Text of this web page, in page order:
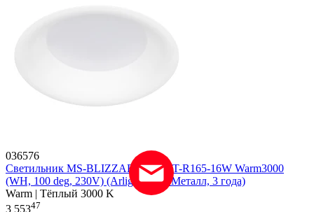
036576
Светильник MS-BLIZZARD-BUILT-R165-16W Warm3000
(WH, 100 deg, 230V) (Arlight, IP20 Металл, 3 года)
Warm | Тёплый 3000 K
3 55347